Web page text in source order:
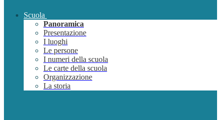
Scuola
Panoramica
Presentazione
I luoghi
Le persone
I numeri della scuola
Le carte della scuola
Organizzazione
La storia